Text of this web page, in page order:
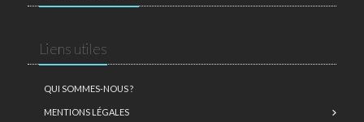
Liens utiles
QUI SOMMES-NOUS ?
MENTIONS LÉGALES